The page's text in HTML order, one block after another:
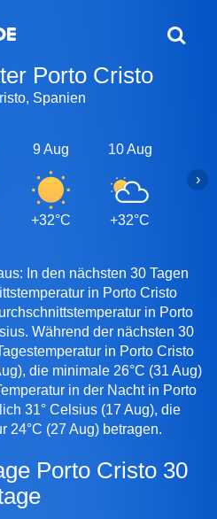
Porto Cristo
Spanien
9 Aug
+32°C
10 Aug
+32°C
›
In den nächsten 30 Tagen
in Porto Cristo
in Porto
Während der nächsten 30
in Porto Cristo
die minimale 26°C (31 Aug)
in der Nacht in Porto
31° Celsius (17 Aug), die
24°C (27 Aug) betragen.